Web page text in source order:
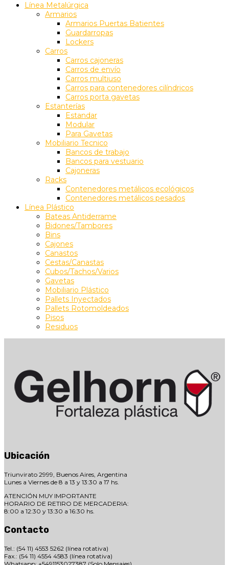
Línea Metalúrgica
Armarios
Armarios Puertas Batientes
Guardarropas
Lockers
Carros
Carros cajoneras
Carros de envío
Carros multiuso
Carros para contenedores cilíndricos
Carros porta gavetas
Estanterías
Estandar
Modular
Para Gavetas
Mobiliario Tecnico
Bancos de trabajo
Bancos para vestuario
Cajoneras
Racks
Contenedores metálicos ecológicos
Contenedores metálicos pesados
Línea Plástico
Bateas Antiderrame
Bidones/Tambores
Bins
Cajones
Canastos
Cestas/Canastas
Cubos/Tachos/Varios
Gavetas
Mobiliario Plástico
Pallets Inyectados
Pallets Rotomoldeados
Pisos
Residuos
Ubicación
Triunvirato 2999, Buenos Aires, Argentina
Lunes a Viernes de 8 a 13 y 13:30 a 17 hs.
ATENCIÓN MUY IMPORTANTE
HORARIO DE RETIRO DE MERCADERIA:
8:00 a 12:30 y 13:30 a 16:30 hs.
Contacto
Tel.: (54 11) 4553 5262 (línea rotativa)
Fax.: (54 11) 4554 4583 (línea rotativa)